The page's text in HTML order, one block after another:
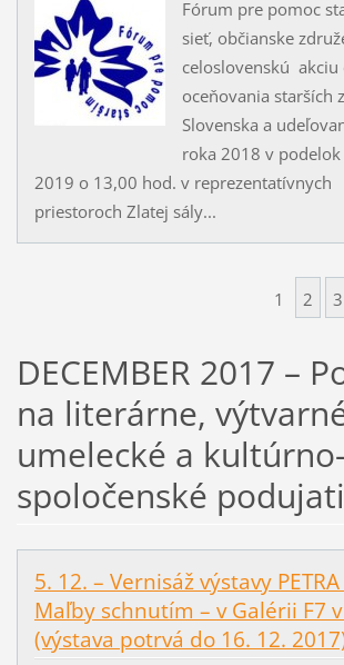
Fórum pre pomoc
sieť, občianske
celoslovenskú akciu
oceňovania starších
Slovenska a
roka 2018 v
2019 o 13,00 hod. v reprezentatívnych
priestoroch Zlatej sály...
1 2 3
DECEMBER 2017 –
na literárne,
umelecké a kultúrno-
spoločenské
5. 12. – Vernisáž výstavy
Maľby schnutím – v Galérii F7
(výstava potrvá do 16. 12.